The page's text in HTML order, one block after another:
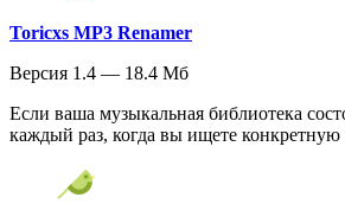
Toricxs MP3 Renamer
Версия 1.4 — 18.4 Мб
Если ваша музыкальная библиотека
каждый раз, когда вы ищете